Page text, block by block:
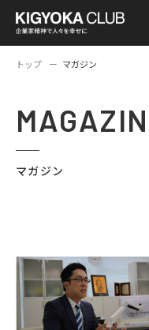
トップ マガジン
マガジン